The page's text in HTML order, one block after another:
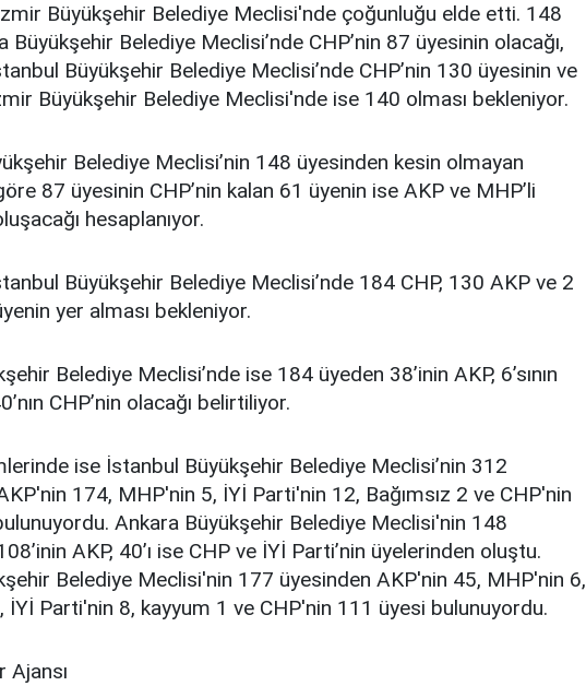
Büyükşehir Belediye Meclisi'nde çoğunluğu elde etti. 148
Büyükşehir Belediye Meclisi’nde CHP’nin 87 üyesinin olacağı,
Büyükşehir Belediye Meclisi’nde CHP’nin 130 üyesinin ve
Büyükşehir Belediye Meclisi'nde ise 140 olması bekleniyor.
Belediye Meclisi’nin 148 üyesinden kesin olmayan
87 üyesinin CHP’nin kalan 61 üyenin ise AKP ve MHP’li
hesaplanıyor.
Büyükşehir Belediye Meclisi’nde 184 CHP, 130 AKP ve 2
yer alması bekleniyor.
Belediye Meclisi’nde ise 184 üyeden 38’inin AKP, 6’sının
CHP’nin olacağı belirtiliyor.
ise İstanbul Büyükşehir Belediye Meclisi’nin 312
174, MHP'nin 5, İYİ Parti'nin 12, Bağımsız 2 ve CHP'nin
Ankara Büyükşehir Belediye Meclisi'nin 148
AKP, 40’ı ise CHP ve İYİ Parti’nin üyelerinden oluştu.
Belediye Meclisi'nin 177 üyesinden AKP'nin 45, MHP'nin 6,
İYİ Parti'nin 8, kayyum 1 ve CHP'nin 111 üyesi bulunuyordu.
Ajansı